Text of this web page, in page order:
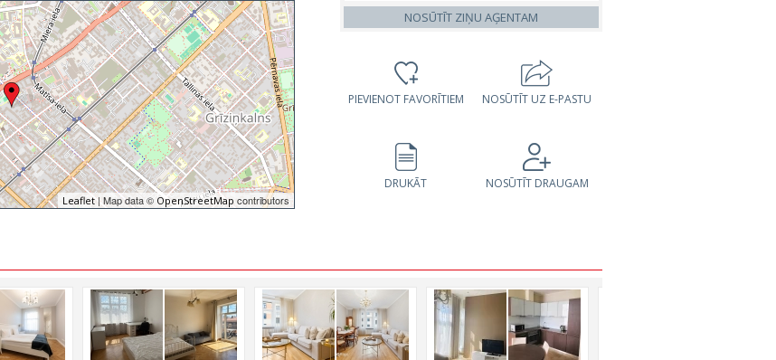
Leaflet| Map data © OpenStreetMap contributors
NOSŪTĪT ZIŅU AĢENTAM
PIEVIENOT FAVORĪTIEM NOSŪTĪT UZ E-PASTU
DRUKĀT NOSŪTĪT DRAUGAM